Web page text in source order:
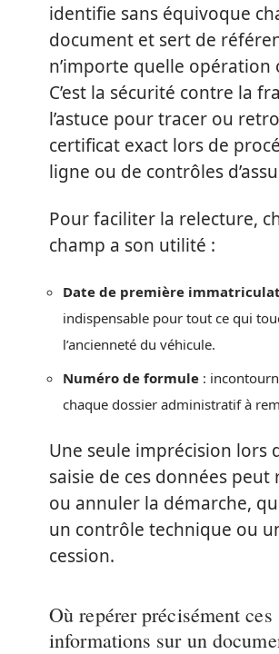
identifie sans équivoque
document et sert de
n’importe quelle opération
C’est la sécurité contre la
l’astuce pour tracer ou
certificat exact lors de
ligne ou de contrôles
Pour faciliter la relecture,
champ a son utilité :
Date de première
indispensable pour tout ce qui
l’ancienneté du véhicule.
Numéro de formule :
chaque dossier administratif à
Une seule imprécision lors
saisie de ces données
ou annuler la démarche,
un contrôle technique ou
cession.
Où repérer précisément ces
informations sur un